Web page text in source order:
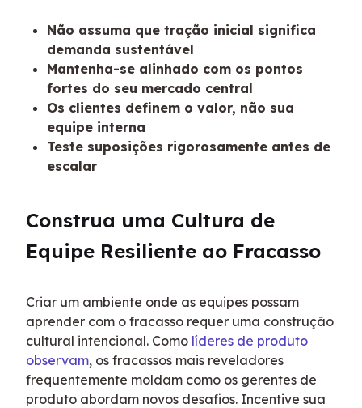
Não assuma que tração inicial significa
demanda sustentável
Mantenha-se alinhado com os pontos
fortes do seu mercado central
Os clientes definem o valor, não sua
equipe interna
Teste suposições rigorosamente antes de
escalar
Construa uma Cultura de
Equipe Resiliente ao Fracasso
Criar um ambiente onde as equipes possam
aprender com o fracasso requer uma construção
cultural intencional. Como líderes de produto
observam, os fracassos mais reveladores
frequentemente moldam como os gerentes de
produto abordam novos desafios. Incentive sua